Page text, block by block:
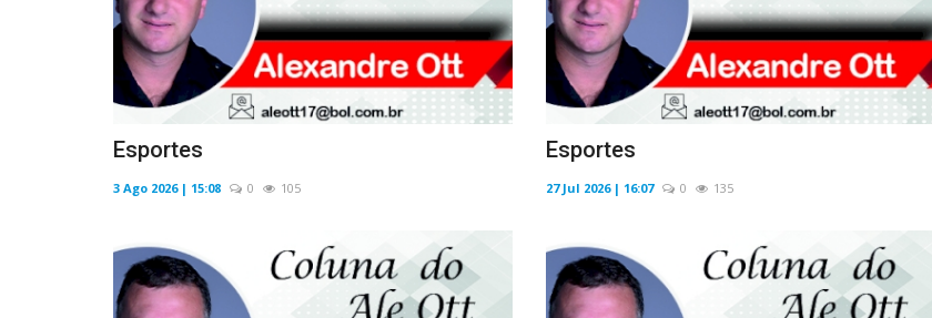
Esportes
3 Ago 2026 | 15:08 0 105
Esportes
27 Jul 2026 | 16:07 0 135